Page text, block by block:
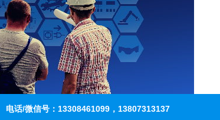
电话/微信号：13308461099，13807313137